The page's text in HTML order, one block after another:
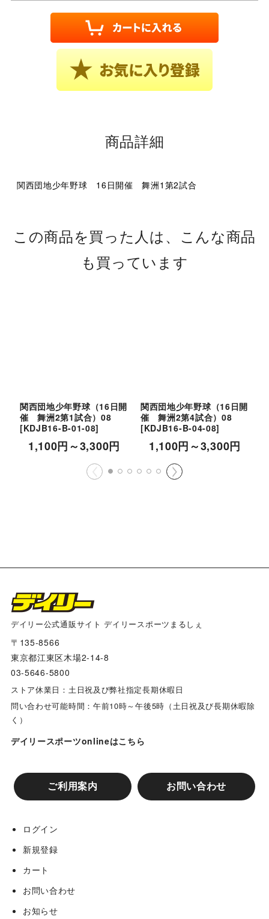
商品詳細
関西団地少年野球 16日開催 舞洲1第2試合
この商品を買った人は、こんな商品
も買っています
関西団地少年野球（16日開
催 舞洲2第1試合）08
[KDJB16-B-01-08]
1,100円～3,300円
関西団地少年野球（16日開
催 舞洲2第4試合）08
[KDJB16-B-04-08]
1,100円～3,300円
デイリー公式通販サイト デイリースポーツまるしぇ
〒135-8566
東京都江東区木場2-14-8
03-5646-5800
ストア休業日：土日祝及び弊社指定長期休暇日
問い合わせ可能時間：午前10時～午後5時（土日祝及び長期休暇除
く）
デイリースポーツonlineはこちら
ご利用案内 お問い合わせ
ログイン
新規登録
カート
お問い合わせ
お知らせ